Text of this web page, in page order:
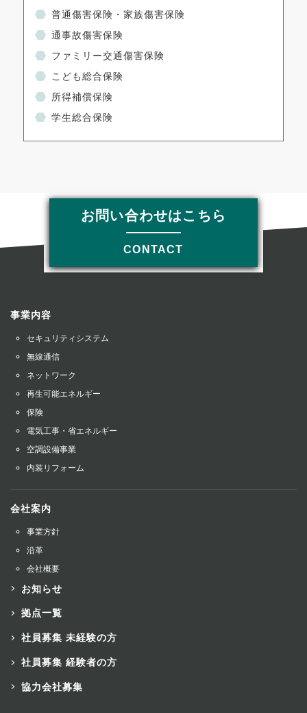
普通傷害保険・家族傷害保険
通事故傷害保険
ファミリー交通傷害保険
こども総合保険
所得補償保険
学生総合保険
お問い合わせはこちら
CONTACT
事業内容
セキュリティシステム
無線通信
ネットワーク
再生可能エネルギー
保険
電気工事・省エネルギー
空調設備事業
内装リフォーム
会社案内
事業方針
沿革
会社概要
お知らせ
拠点一覧
社員募集 未経験の方
社員募集 経験者の方
協力会社募集